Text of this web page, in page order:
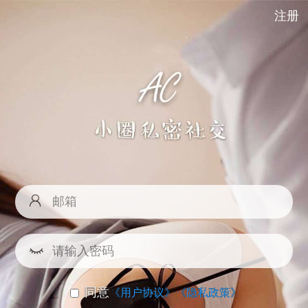
注册
同意《用户协议》《隐私政策》